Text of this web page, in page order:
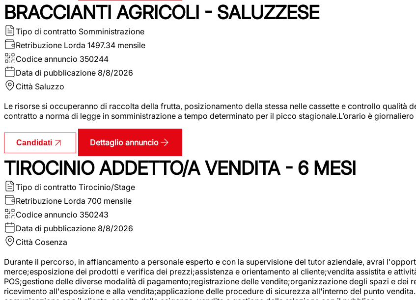
BRACCIANTI AGRICOLI - SALUZZESE
Tipo di contratto Somministrazione
Retribuzione Lorda 1497.34 mensile
Codice annuncio 350244
Data di pubblicazione 8/8/2026
Città Saluzzo
Le risorse si occuperanno di raccolta della frutta, posizionamento della stessa nelle cassette e controllo qualità
contratto a norma di legge in somministrazione a tempo determinato per il picco stagionale.L’orario è
Candidati Dettaglio annuncio
TIROCINIO ADDETTO/A VENDITA - 6 MESI
Tipo di contratto Tirocinio/Stage
Retribuzione Lorda 700 mensile
Codice annuncio 350243
Data di pubblicazione 8/8/2026
Città Cosenza
Durante il percorso, in affiancamento a personale esperto e con la supervisione del tutor aziendale, avrai
merce;esposizione dei prodotti e verifica dei prezzi;assistenza e orientamento al cliente;vendita assistita e
POS;gestione delle diverse modalità di pagamento;registrazione delle vendite;organizzazione degli spazi e dei
ricevimento all'esposizione e alla vendita;applicazione delle procedure di sicurezza all'interno del punto